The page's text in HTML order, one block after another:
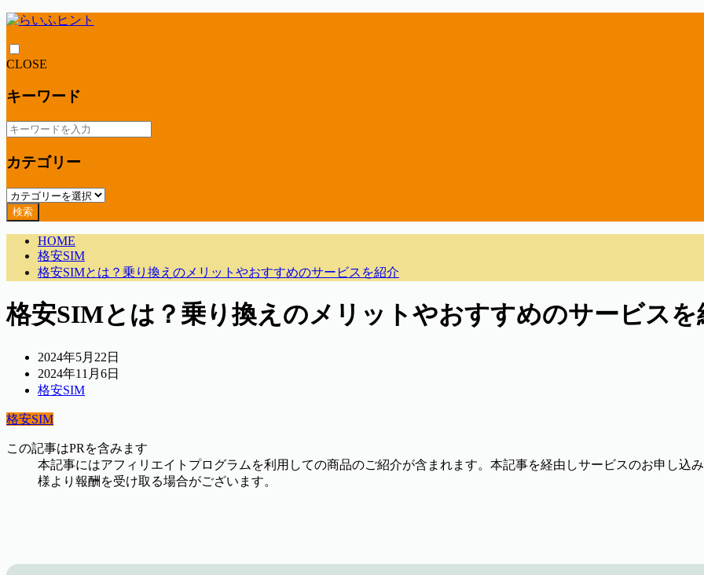
CLOSE
キーワード
カテゴリー
検索
HOME
格安SIM
格安SIMとは？乗り換えのメリットやおすすめのサービスを紹介
格安SIMとは？乗り換えのメリットやおすすめのサービスを
2024年5月22日
2024年11月6日
格安SIM
格安SIM
この記事はPRを含みます
本記事にはアフィリエイトプログラムを利用しての商品のご紹介が含まれます。本記事を経由しサービスのお申し込
様より報酬を受け取る場合がございます。